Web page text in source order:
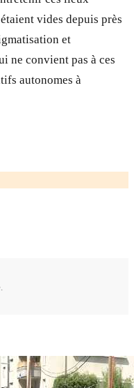
vides depuis près
et
ne convient pas à ces
autonomes à